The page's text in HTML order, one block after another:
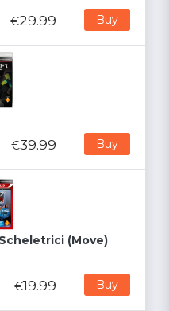
€29.99 Buy
€39.99 Buy
(Move)
€19.99 Buy